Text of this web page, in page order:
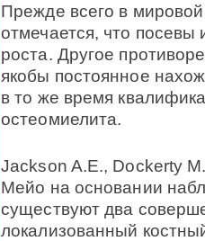
Прежде всего в
отмечается, что
роста. Другое
якобы постоянное
в то же время
остеомиелита.
Jackson A.E., Dockerty
Мейо на основании
существуют два
локализованный